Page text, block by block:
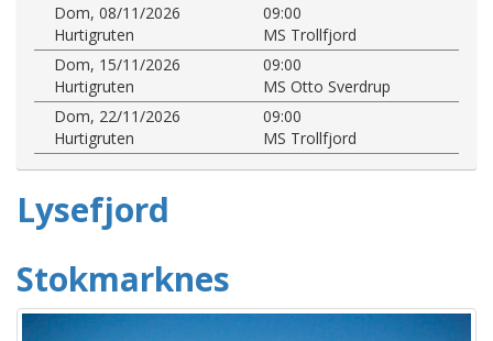
Dom, 08/11/2026
09:00
Hurtigruten
MS Trollfjord
Dom, 15/11/2026
09:00
Hurtigruten
MS Otto Sverdrup
Dom, 22/11/2026
09:00
Hurtigruten
MS Trollfjord
Lysefjord
Stokmarknes